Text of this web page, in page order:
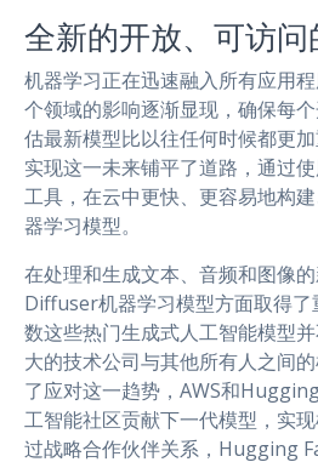
全新的开放、可访
机器学习正在迅速融入所有应用
个领域的影响逐渐显现，确保每
估最新模型比以往任何时候都更
实现这一未来铺平了道路，通过
工具，在云中更快、更容易地构
器学习模型。
在处理和生成文本、音频和图像
Diffuser机器学习模型方面取得了
数这些热门生成式人工智能模型
大的技术公司与其他所有人之间
了应对这一趋势，AWS和
工智能社区贡献下一代模型，实
过战略合作伙伴关系，Hugging